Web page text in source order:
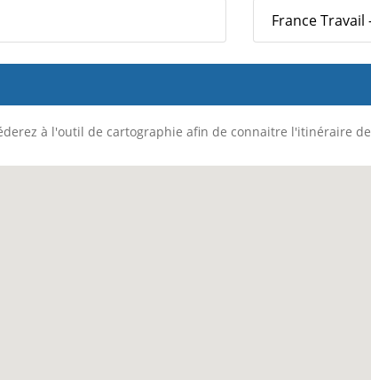
France
à l'outil de cartographie afin de connaitre l'itinéraire